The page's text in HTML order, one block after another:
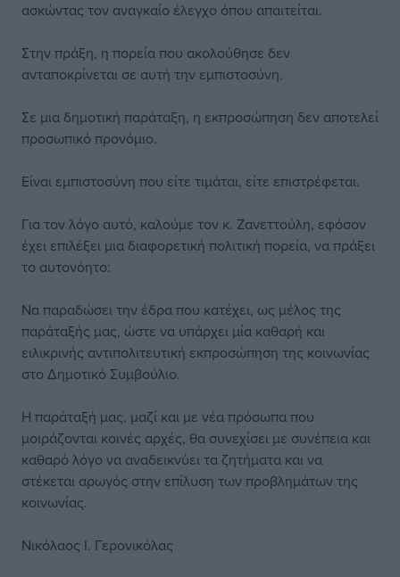
ασκώντας τον αναγκαίο έλεγχο όπου απαιτείται.
Στην πράξη, η πορεία που ακολούθησε δεν
ανταποκρίνεται σε αυτή την εμπιστοσύνη.
Σε μια δημοτική παράταξη, η εκπροσώπηση δεν αποτελεί
προσωπικό προνόμιο.
Είναι εμπιστοσύνη που είτε τιμάται, είτε επιστρέφεται.
Για τον λόγο αυτό, καλούμε τον κ. Ζανεττούλη, εφόσον
έχει επιλέξει μια διαφορετική πολιτική πορεία, να πράξει
το αυτονόητο:
Να παραδώσει την έδρα που κατέχει, ως μέλος της
παράταξής μας, ώστε να υπάρχει μία καθαρή και
ειλικρινής αντιπολιτευτική εκπροσώπηση της κοινωνίας
στο Δημοτικό Συμβούλιο.
Η παράταξή μας, μαζί και με νέα πρόσωπα που
μοιράζονται κοινές αρχές, θα συνεχίσει με συνέπεια και
καθαρό λόγο να αναδεικνύει τα ζητήματα και να
στέκεται αρωγός στην επίλυση των προβλημάτων της
κοινωνίας.
Νικόλαος Ι. Γερονικόλας